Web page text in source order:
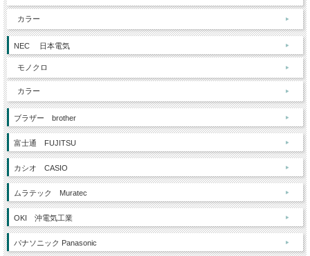
カラー
NEC 日本電気
モノクロ
カラー
ブラザー brother
富士通 FUJITSU
カシオ CASIO
ムラテック Muratec
OKI 沖電気工業
パナソニック Panasonic